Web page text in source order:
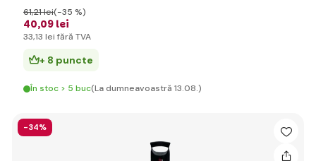
40,09 lei
61,21 lei(-35 %)
33,13 lei fără TVA
+ 8 puncte
În stoc > 5 buc(La dumneavoastră 13.08.)
-34%